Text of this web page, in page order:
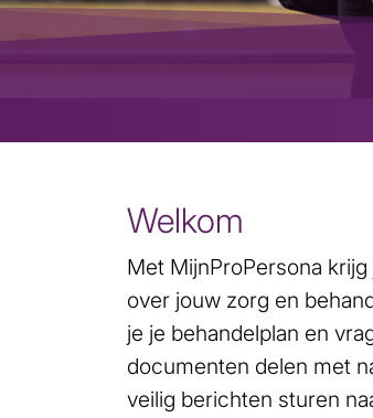
Welkom
Met MijnProPersona
over jouw zorg en
je je behandelplan en
documenten delen met
veilig berichten sturen